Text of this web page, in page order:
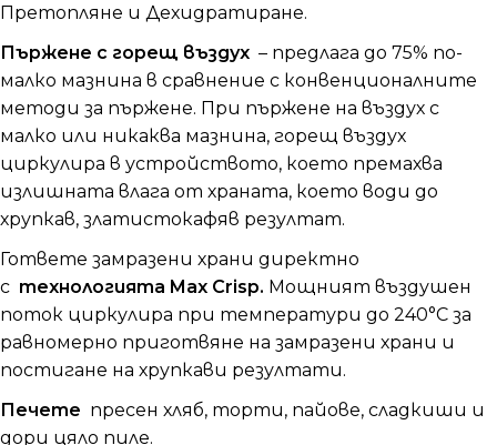
Претопляне и Дехидратиране.
Пържене с горещ въздух – предлага до 75% по-
малко мазнина в сравнение с конвенционалните
методи за пържене. При пържене на въздух с
малко или никаква мазнина, горещ въздух
циркулира в устройството, което премахва
излишната влага от храната, което води до
хрупкав, златистокафяв резултат.
Гответе замразени храни директно
с технологията Max Crisp. Мощният въздушен
поток циркулира при температури до 240°C за
равномерно приготвяне на замразени храни и
постигане на хрупкави резултати.
Печете пресен хляб, торти, пайове, сладкиши и
дори цяло пиле.